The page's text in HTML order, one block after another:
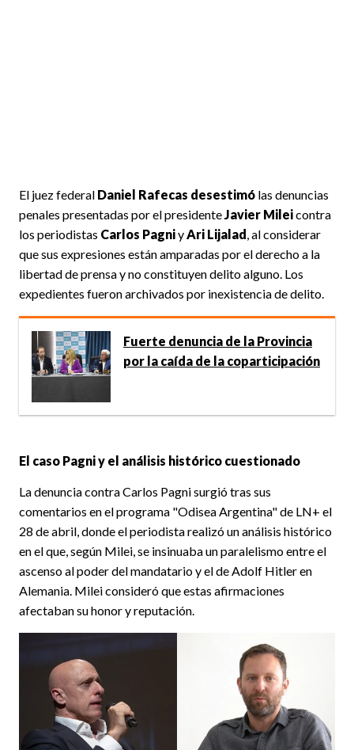
El juez federal Daniel Rafecas desestimó las denuncias
penales presentadas por el presidenteJavier Mileicontra
los periodistas Carlos PagniyAri Lijalad , al considerar
que sus expresiones están amparadas por el derecho a la
libertad de prensa y no constituyen delito alguno. Los
expedientes fueron archivados por inexistencia de delito.
Fuerte denuncia de la Provincia
por la caída de la coparticipación
El caso Pagni y el análisis histórico cuestionado
La denuncia contra Carlos Pagni surgió tras sus
comentarios en el programa "Odisea Argentina" de LN+ el
28 de abril, donde el periodista realizó un análisis histórico
en el que, según Milei, se insinuaba un paralelismo entre el
ascenso al poder del mandatario y el de Adolf Hitler en
Alemania. Milei consideró que estas afirmaciones
afectaban su honor y reputación.